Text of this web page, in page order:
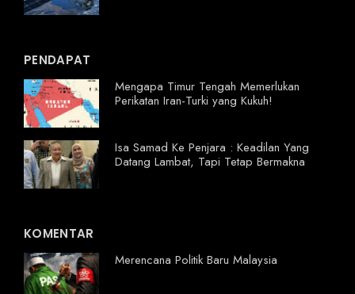
PENDAPAT
Mengapa Timur Tengah Memerlukan
Perikatan Iran-Turki yang Kukuh!
Isa Samad Ke Penjara : Keadilan Yang
Datang Lambat, Tapi Tetap Bermakna
KOMENTAR
Merencana Politik Baru Malaysia